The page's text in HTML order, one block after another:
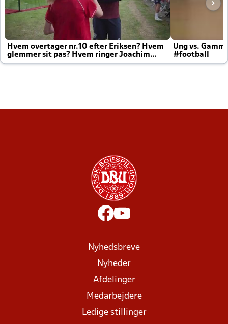
Hvem overtager nr.10 efter Eriksen? Hvem
glemmer sit pas? Hvem ringer Joachim
altid til efter kampe?
Ung vs.
#football
Nyhedsbreve
Nyheder
Afdelinger
Medarbejdere
Ledige stillinger